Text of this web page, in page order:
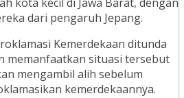
dari pengaruh Jepang.
Kemerdekaan ditunda
memanfaatkan situasi tersebut
mengambil alih sebelum
kemerdekaannya.